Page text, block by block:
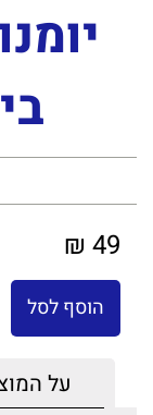
49 ₪
הוסף לסל
על